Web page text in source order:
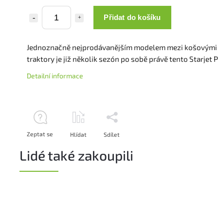
Přidat do košíku
Jednoznačně nejprodávanějším modelem mezi košovými
traktory je již několik sezón po sobě právě tento Starjet
Detailní informace
Zeptat se Hlídat Sdílet
Lidé také zakoupili